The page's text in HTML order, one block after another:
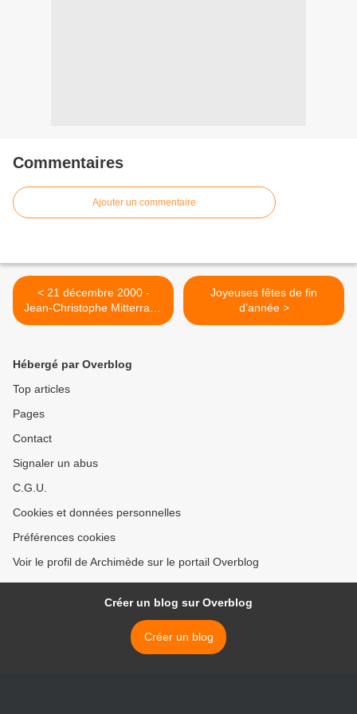
Commentaires
Ajouter un commentaire
< 21 décembre 2000 -
Jean-Christophe Mitterrand
« Papamadit » écroué
Joyeuses fêtes de fin
d’année >
Hébergé par Overblog
Top articles
Pages
Contact
Signaler un abus
C.G.U.
Cookies et données personnelles
Préférences cookies
Voir le profil de Archimède sur le portail Overblog
Créer un blog sur Overblog
Créer un blog